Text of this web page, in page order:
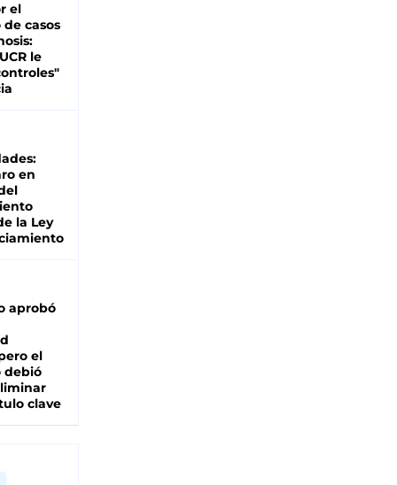
el
casos
le
en
la Ley
aprobó
el
debió
clave